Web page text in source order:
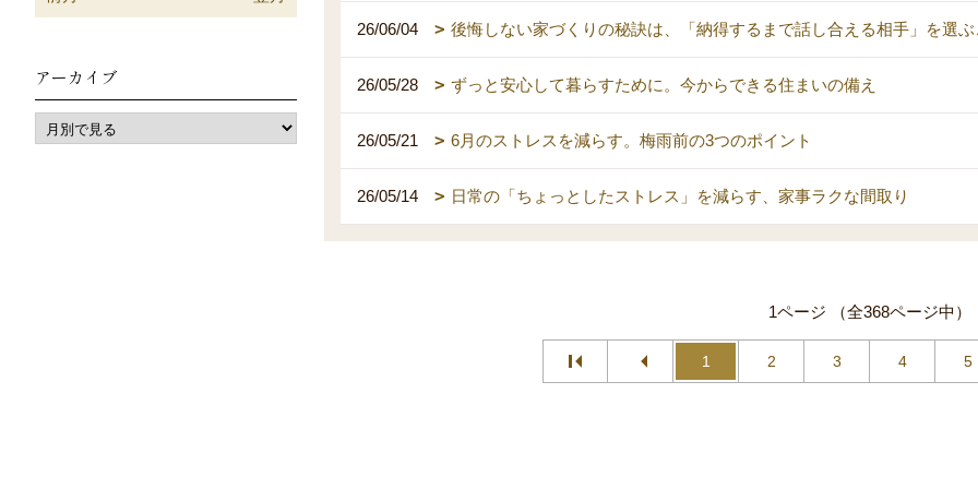
26/06/04 後悔しない家づくりの秘訣は、「納得するまで話し合える相手」を選
26/05/28 ずっと安心して暮らすために。今からできる住まいの備え
26/05/21 6月のストレスを減らす。梅雨前の3つのポイント
26/05/14 日常の「ちょっとしたストレス」を減らす、家事ラクな間取り
1ページ （全368ページ中）
1 2 3 4 5
アーカイブ